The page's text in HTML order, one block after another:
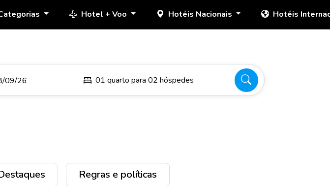
Hotel + Voo Hotéis Nacionais Hotéis
01 quarto para 02 hóspedes
Regras e políticas